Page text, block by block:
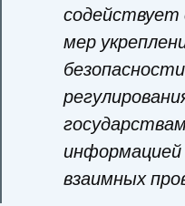
содействует
мер
информацией
взаимных